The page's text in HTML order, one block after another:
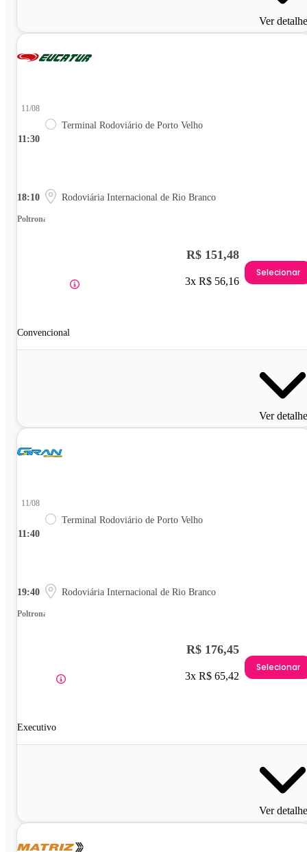
Ver
11:30
11/08
Terminal Rodoviário de Porto Velho
18:10 Rodoviária Internacional de Rio Branco
Poltrona
Convencional
R$ 151,48
3x R$ 56,16
Selecionar
Ver
11:40
11/08
Terminal Rodoviário de Porto Velho
19:40 Rodoviária Internacional de Rio Branco
Poltrona
Executivo
R$ 176,45
3x R$ 65,42
Selecionar
Ver